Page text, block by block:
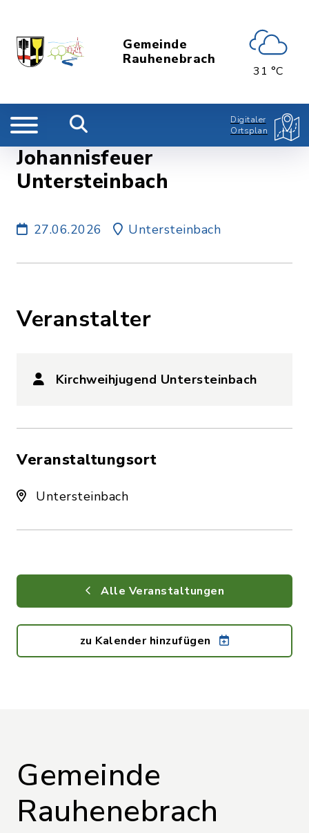
Gemeinde
Rauhenebrach
31 °C
Digitaler
Ortsplan
Johannisfeuer
Untersteinbach
27.06.2026 Untersteinbach
Veranstalter
Kirchweihjugend Untersteinbach
Veranstaltungsort
Untersteinbach
Alle Veranstaltungen
zu Kalender hinzufügen
Gemeinde
Rauhenebrach